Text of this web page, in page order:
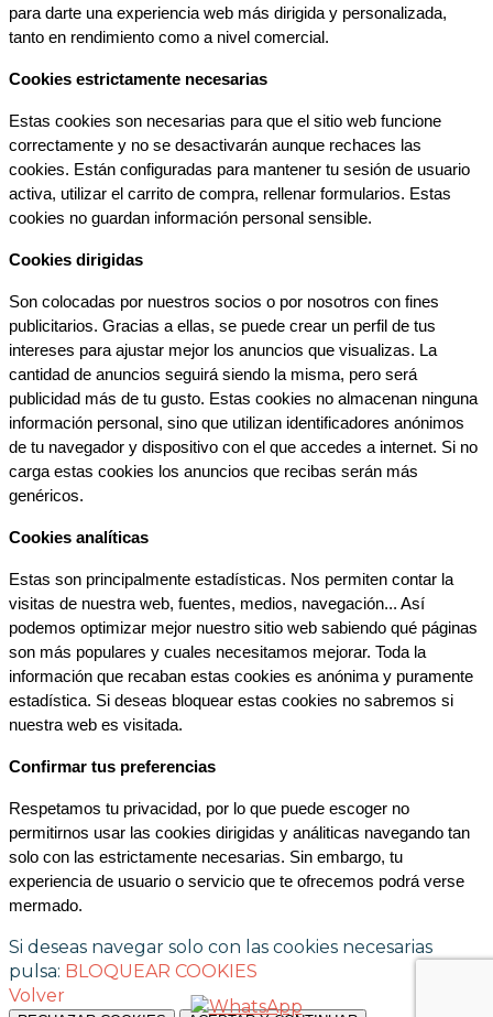
para darte una experiencia web más dirigida y personalizada,
tanto en rendimiento como a nivel comercial.
Cookies estrictamente necesarias
Estas cookies son necesarias para que el sitio web funcione
correctamente y no se desactivarán aunque rechaces las
cookies. Están configuradas para mantener tu sesión de usuario
activa, utilizar el carrito de compra, rellenar formularios. Estas
cookies no guardan información personal sensible.
Cookies dirigidas
Son colocadas por nuestros socios o por nosotros con fines
publicitarios. Gracias a ellas, se puede crear un perfil de tus
intereses para ajustar mejor los anuncios que visualizas. La
cantidad de anuncios seguirá siendo la misma, pero será
publicidad más de tu gusto. Estas cookies no almacenan ninguna
información personal, sino que utilizan identificadores anónimos
de tu navegador y dispositivo con el que accedes a internet. Si no
carga estas cookies los anuncios que recibas serán más
genéricos.
Cookies analíticas
Estas son principalmente estadísticas. Nos permiten contar la
visitas de nuestra web, fuentes, medios, navegación... Así
podemos optimizar mejor nuestro sitio web sabiendo qué páginas
son más populares y cuales necesitamos mejorar. Toda la
información que recaban estas cookies es anónima y puramente
estadística. Si deseas bloquear estas cookies no sabremos si
nuestra web es visitada.
Confirmar tus preferencias
Respetamos tu privacidad, por lo que puede escoger no
permitirnos usar las cookies dirigidas y análiticas navegando tan
solo con las estrictamente necesarias. Sin embargo, tu
experiencia de usuario o servicio que te ofrecemos podrá verse
mermado.
Si deseas navegar solo con las cookies necesarias
pulsa: BLOQUEAR COOKIES
Volver